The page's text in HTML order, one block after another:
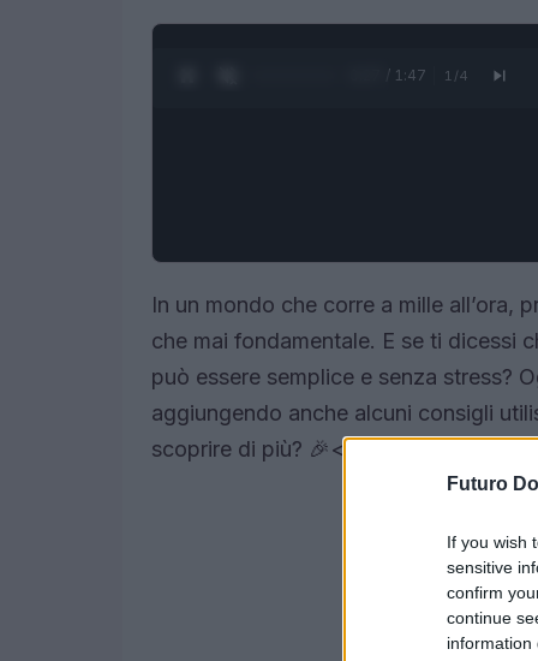
Futuro
If you wish
sensitive
confirm
continue
information
0:28 / 1:47 1 /4
In un mondo che corre a mille all’ora,
che mai fondamentale. E se ti dicessi
può essere semplice e senza stress?
aggiungendo anche alcuni consigli
scoprire di più? 🎉<\/p>